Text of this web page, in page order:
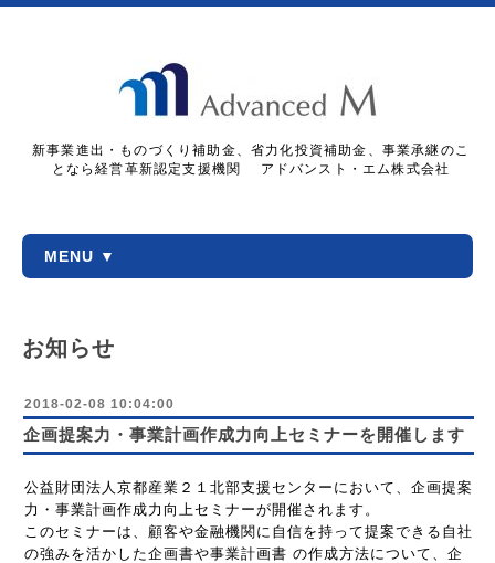
新事業進出・ものづくり補助金、省力化投資補助金、事業承継のこ
となら経営革新認定支援機関 アドバンスト・エム株式会社
MENU ▼
お知らせ
2018-02-08 10:04:00
企画提案力・事業計画作成力向上セミナーを開催します
公益財団法人京都産業２１北部支援センターにおいて、企画提案
力・事業計画作成力向上セミナーが開催されます。
このセミナーは、顧客や金融機関に自信を持って提案できる自社
の強みを活かした企画書や事業計画書 の作成方法について、企